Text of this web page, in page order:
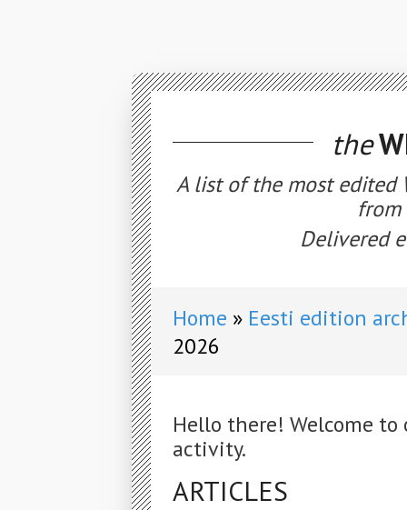
the
A list of the most edited
from
Delivered
Home
Eesti edition
2026
Hello there! Welcome
activity.
ARTICLES